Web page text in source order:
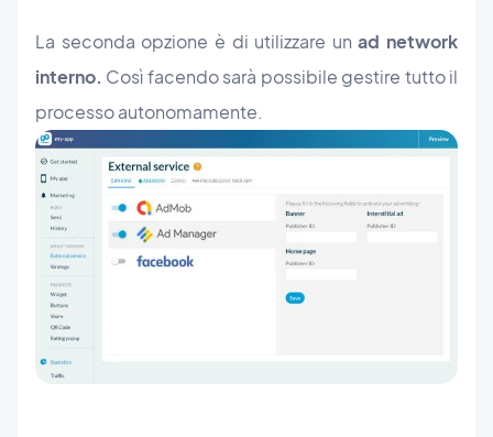
La seconda opzione è di utilizzare unad network
interno. Così facendo sarà possibile gestire tutto il
processo autonomamente.